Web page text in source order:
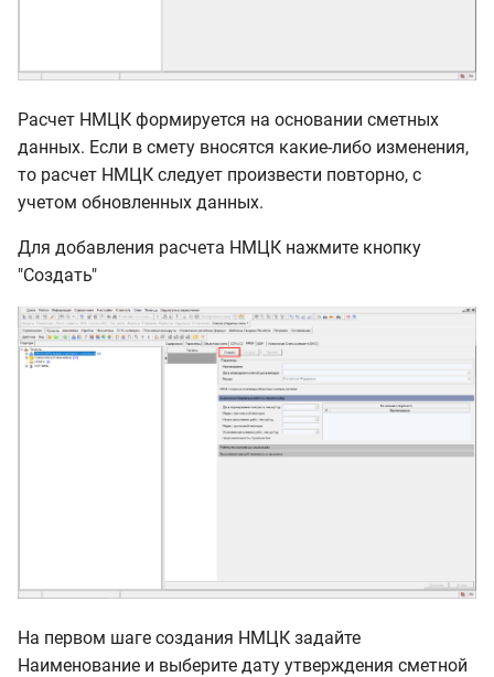
Расчет НМЦК формируется на основании сметных
данных. Если в смету вносятся какие-либо изменения,
то расчет НМЦК следует произвести повторно, с
учетом обновленных данных.
Для добавления расчета НМЦК нажмите кнопку
"Создать"
На первом шаге создания НМЦК задайте
Наименование и выберите дату утверждения сметной